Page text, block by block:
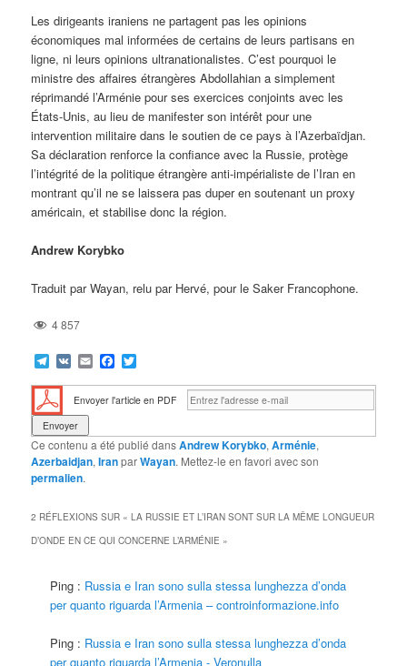
Les dirigeants iraniens ne partagent pas les opinions
économiques mal informées de certains de leurs partisans en
ligne, ni leurs opinions ultranationalistes. C’est pourquoi le
ministre des affaires étrangères Abdollahian a simplement
réprimandé l’Arménie pour ses exercices conjoints avec les
États-Unis, au lieu de manifester son intérêt pour une
intervention militaire dans le soutien de ce pays à l’Azerbaïdjan.
Sa déclaration renforce la confiance avec la Russie, protège
l’intégrité de la politique étrangère anti-impérialiste de l’Iran en
montrant qu’il ne se laissera pas duper en soutenant un proxy
américain, et stabilise donc la région.
Andrew Korybko
Traduit par Wayan, relu par Hervé, pour le Saker Francophone.
4 857
Telegram
VK EmailFacebook
Envoyer l'article en PDF
Ce contenu a été publié dansAndrew Korybko,Arménie,
Azerbaidjan,IranparWayan. Mettez-le en favori avec son
permalien.
2 RÉFLEXIONS SUR «LA RUSSIE ET L’IRAN SONT SUR LA MÊME LONGUEUR
D’ONDE EN CE QUI CONCERNE L’ARMÉNIE »
Ping : Russia e Iran sono sulla stessa lunghezza d’onda
per quanto riguarda l’Armenia – controinformazione.info
Ping : Russia e Iran sono sulla stessa lunghezza d’onda
per quanto riguarda l’Armenia - Veronulla